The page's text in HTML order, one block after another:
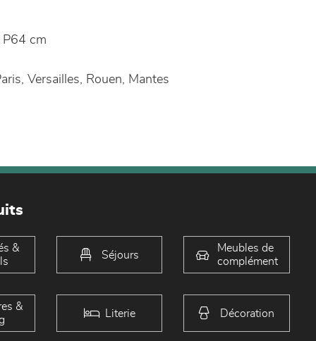
cm
Versailles, Rouen, Mantes
&
Séjours
Meubles de
complément
&
Literie Décoration